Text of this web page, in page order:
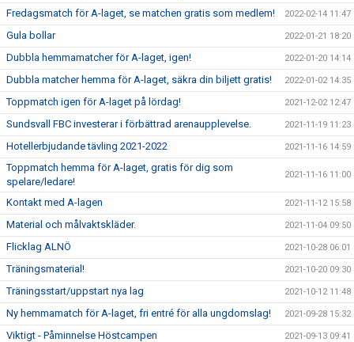
Fredagsmatch för A-laget, se matchen gratis som medlem! 2022-02-14 11:47
Gula bollar 2022-01-21 18:20
Dubbla hemmamatcher för A-laget, igen! 2022-01-20 14:14
Dubbla matcher hemma för A-laget, säkra din biljett gratis! 2022-01-02 14:35
Toppmatch igen för A-laget på lördag! 2021-12-02 12:47
Sundsvall FBC investerar i förbättrad arenaupplevelse. 2021-11-19 11:23
Hotellerbjudande tävling 2021-2022 2021-11-16 14:59
Toppmatch hemma för A-laget, gratis för dig som
spelare/ledare!
2021-11-16 11:00
Kontakt med A-lagen 2021-11-12 15:58
Material och målvaktskläder. 2021-11-04 09:50
Flicklag ALNÖ 2021-10-28 06:01
Träningsmaterial! 2021-10-20 09:30
Träningsstart/uppstart nya lag 2021-10-12 11:48
Ny hemmamatch för A-laget, fri entré för alla ungdomslag! 2021-09-28 15:32
Viktigt - Påminnelse Höstcampen 2021-09-13 09:41